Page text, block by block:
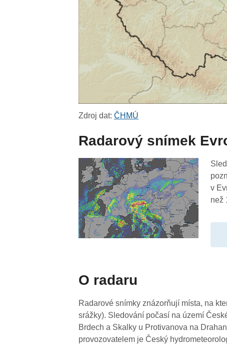
Zdroj dat:ČHMÚ
Radarový snímek
v
než
O radaru
Radarové snímky znázorňují místa, na
srážky). Sledování počasí na území
Brdech a Skalky u Protivanova na
provozovatelem je Český